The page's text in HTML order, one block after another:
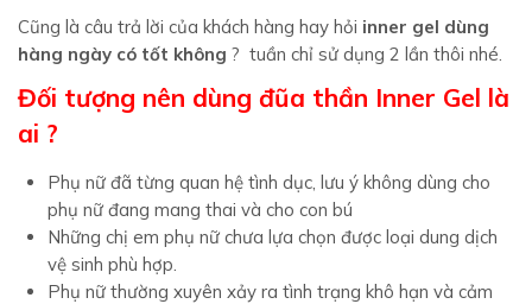
Cũng là câu trả lời của khách hàng hay hỏi inner gel dùng
hàng ngày có tốt không ? tuần chỉ sử dụng 2 lần thôi nhé.
Đối tượng nên dùng đũa thần Inner Gel là
ai ?
Phụ nữ đã từng quan hệ tình dục, lưu ý không dùng cho
phụ nữ đang mang thai và cho con bú
Những chị em phụ nữ chưa lựa chọn được loại dung dịch
vệ sinh phù hợp.
Phụ nữ thường xuyên xảy ra tình trạng khô hạn và cảm